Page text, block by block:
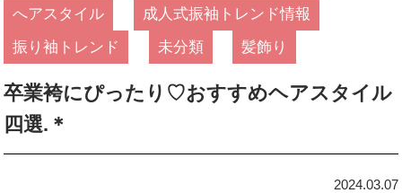
へアスタイル
成人式振袖トレンド情報
振り袖トレンド
未分類 髪飾り
卒業袴にぴったり♡おすすめヘアスタイル
四選.＊
2024.03.07